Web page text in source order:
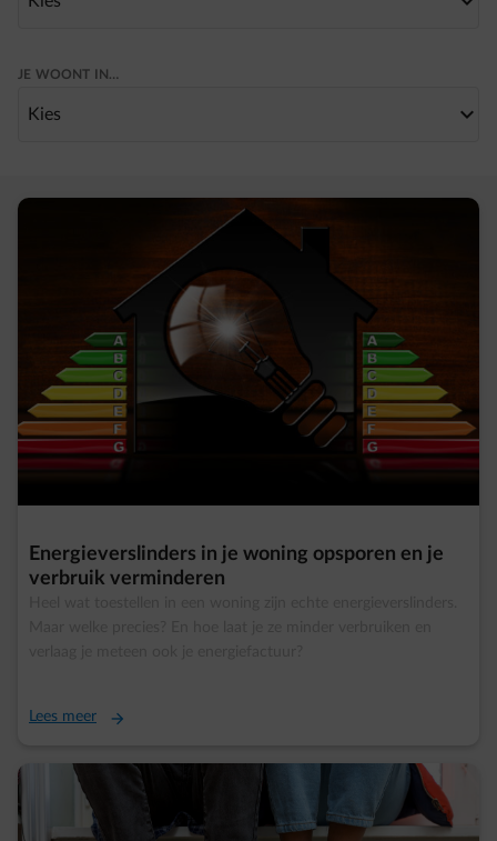
JE WOONT IN…
Kies normal-key-arrow-down
Energieverslinders in je woning opsporen en je
verbruik verminderen
Lees meer